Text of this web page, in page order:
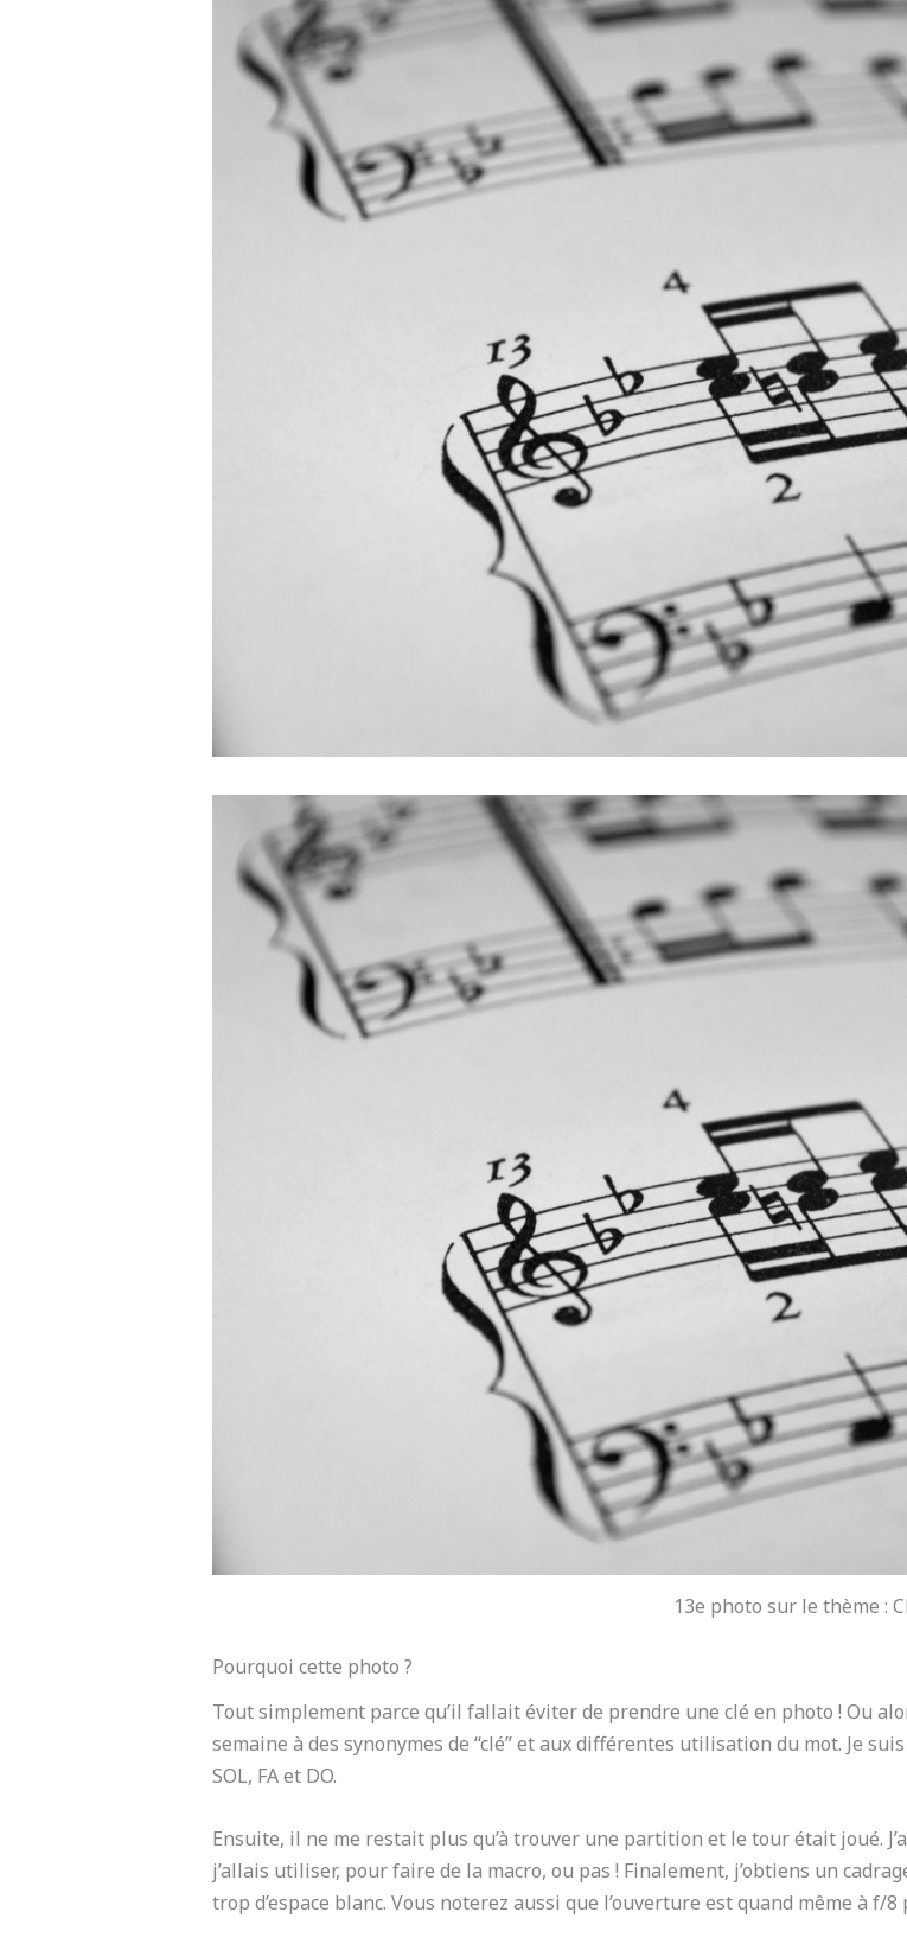
13e photo sur le thème :
Pourquoi cette photo ?
Tout simplement parce qu’il fallait éviter de prendre une clé en photo ! Ou
semaine à des synonymes de “clé” et aux différentes utilisation du mot. Je
SOL, FA et DO.
Ensuite, il ne me restait plus qu’à trouver une partition et le tour était joué.
j’allais utiliser, pour faire de la macro, ou pas ! Finalement, j’obtiens un
trop d’espace blanc. Vous noterez aussi que l’ouverture est quand même à f/